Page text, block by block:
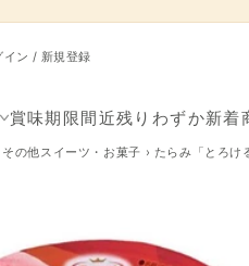
イン / 新規登録
賞味期限間近残りわずか新着
その他スイーツ・お菓子 › たらみ「とろけ